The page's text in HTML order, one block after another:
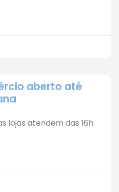
aberto até
lojas atendem das 16h